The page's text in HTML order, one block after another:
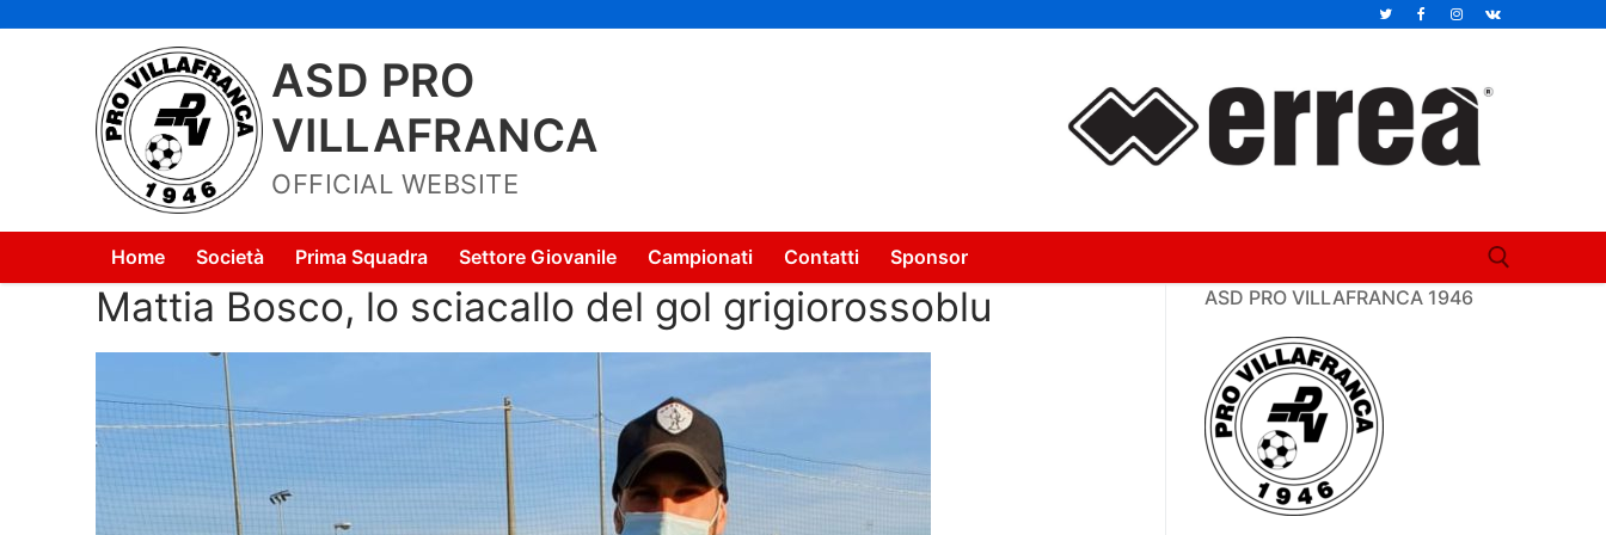
ASD PRO
VILLAFRANCA
OFFICIAL WEBSITE
Home Società Prima Squadra Settore Giovanile Campionati Contatti Sponsor
Mattia Bosco, lo sciacallo del gol grigiorossoblu ASD PRO VILLAFRANCA 1946